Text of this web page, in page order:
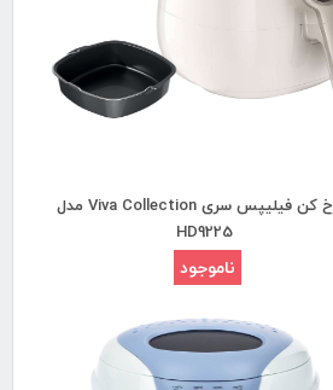
سرخ کن فیلیپس سری Viva Collection مدل
HD9225
ناموجود